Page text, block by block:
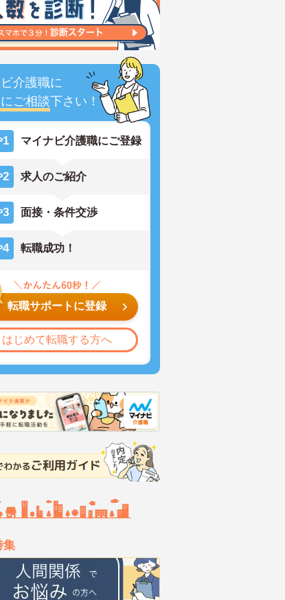
介護職に
ご相談下さい！
1 マイナビ介護職にご登録
2 求人のご紹介
3 面接・条件交渉
4 転職成功！
転職サポートに登録
はじめて転職する方へ
集